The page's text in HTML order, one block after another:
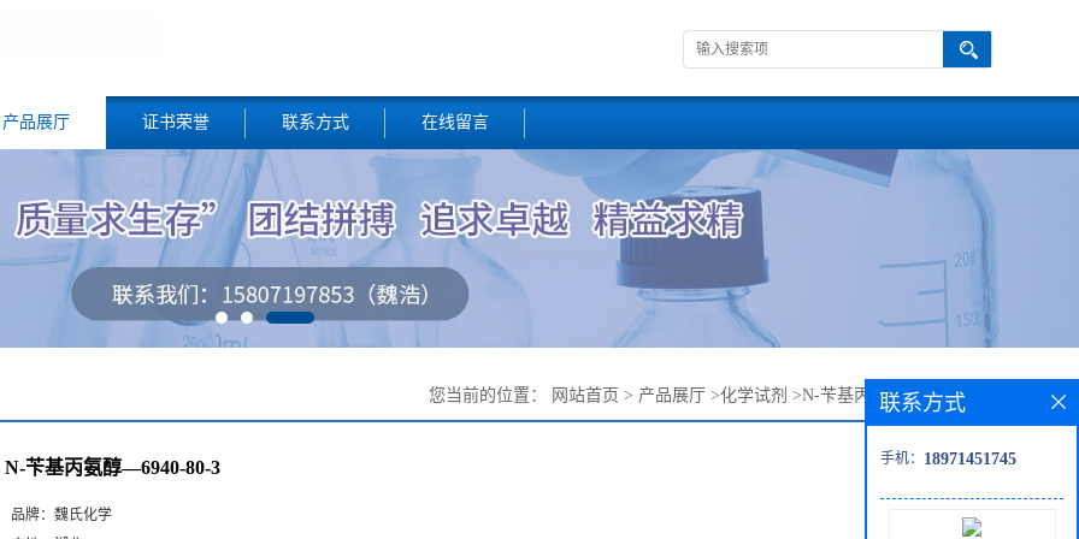
产品展厅 证书荣誉 联系方式 在线留言
您当前的位置： 网站首页 > 产品展厅 >化学试剂 >N-苄基丙氨醇—6940-80-3
N-苄基丙氨醇—6940-80-3
品牌： 魏氏化学
联系方式
手机： 18971451745